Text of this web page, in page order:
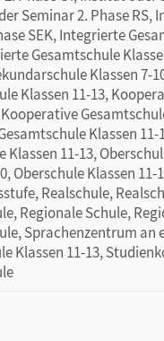
Seminar 2. Phase RS,
SEK, Integrierte
Gesamtschule
Klassen 7-
Klassen 11-13,
Klassen
Klassen 11-13,
Oberschule Klassen 11-
Realschule,
Regionale Schule,
Sprachenzentrum an
Klassen 11-13,